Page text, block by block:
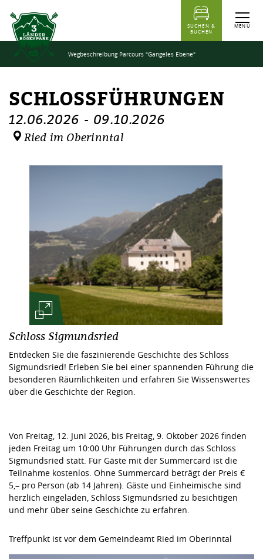
MENÜ
SUCHEN &
BUCHEN
Wegbeschreibung Parcours "Gangeles Ebene"
SCHLOSSFÜHRUNGEN
12.06.2026 - 09.10.2026
Ried im Oberinntal
Schloss Sigmundsried
Entdecken Sie die faszinierende Geschichte des Schloss
Sigmundsried! Erleben Sie bei einer spannenden Führung die
besonderen Räumlichkeiten und erfahren Sie Wissenswertes
über die Geschichte der Region.
Von Freitag, 12. Juni 2026, bis Freitag, 9. Oktober 2026 finden
jeden Freitag um 10:00 Uhr Führungen durch das Schloss
Sigmundsried statt. Für Gäste mit der Summercard ist die
Teilnahme kostenlos. Ohne Summercard beträgt der Preis €
5,– pro Person (ab 14 Jahren). Gäste und Einheimische sind
herzlich eingeladen, Schloss Sigmundsried zu besichtigen
und mehr über seine Geschichte zu erfahren.
Treffpunkt ist vor dem Gemeindeamt Ried im Oberinntal